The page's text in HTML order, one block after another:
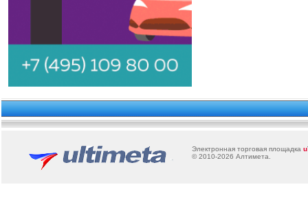
Электронная торговая площадка u
© 2010-2026 Алтимета